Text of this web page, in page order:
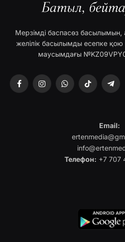
Мерзімді баспасөз басылымын,
желілік басылымды есепке
маусымдағы
FacebookInstagramWhatsAppTikTok
Email:
Телефон: +7 707